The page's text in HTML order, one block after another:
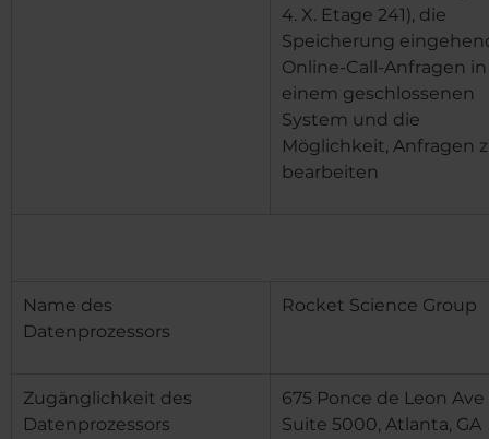
4. X. Etage 241), die
Speicherung
Online-Call-Anfragen in
einem geschlossenen
System und die
Möglichkeit, Anfragen
bearbeiten
Name des
Datenprozessors
Rocket Science Group
Zugänglichkeit des
Datenprozessors
675 Ponce de Leon Ave
Suite 5000, Atlanta, GA